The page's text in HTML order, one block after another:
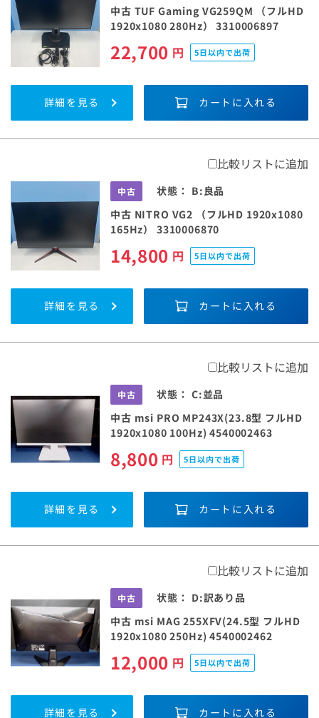
値下げ品
中古 TUF Gaming VG259QM （フルHD
1920x1080 280Hz） 3310006897
22,700 円 5日以内で出荷
詳細を見る カートに入れる
比較リストに追加
中古 状態： B:良品
中古 NITRO VG2 （フルHD 1920x1080
165Hz） 3310006870
14,800 円 5日以内で出荷
詳細を見る カートに入れる
比較リストに追加
中古 状態： C:並品
中古 msi PRO MP243X(23.8型 フルHD
1920x1080 100Hz) 4540002463
8,800 円 5日以内で出荷
詳細を見る カートに入れる
比較リストに追加
中古 状態： D:訳あり品
中古 msi MAG 255XFV(24.5型 フルHD
1920x1080 250Hz) 4540002462
12,000 円 5日以内で出荷
詳細を見る カートに入れる